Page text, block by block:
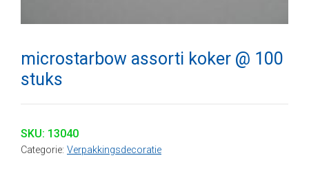
microstarbow assorti koker @ 100
stuks
SKU: 13040
Categorie: Verpakkingsdecoratie